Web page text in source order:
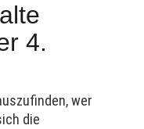
4.
wer
die